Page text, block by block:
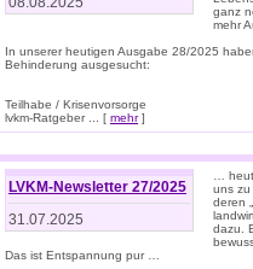
ganz
mehr
In unserer heutigen Ausgabe 28/2025
Behinderung ausgesucht:
Teilhabe / Krisenvorsorge
lvkm-Ratgeber ... [ mehr]
LVKM-Newsletter 27/2025
31.07.2025
…
uns zu
deren
dazu.
Das ist Entspannung pur …